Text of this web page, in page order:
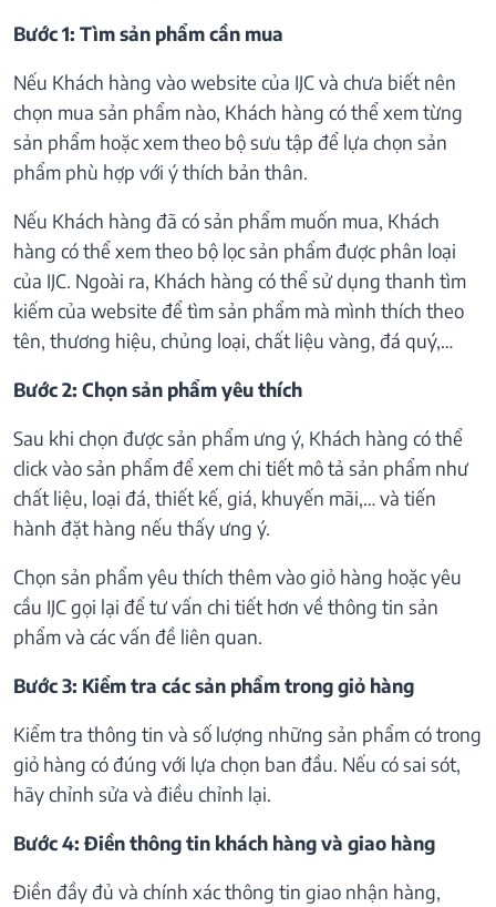
Bước 1: Tìm sản phẩm cần mua
Nếu Khách hàng vào website của IJC và chưa biết nên
chọn mua sản phẩm nào, Khách hàng có thể xem từng
sản phẩm hoặc xem theo bộ sưu tập để lựa chọn sản
phẩm phù hợp với ý thích bản thân.
Nếu Khách hàng đã có sản phẩm muốn mua, Khách
hàng có thể xem theo bộ lọc sản phẩm được phân loại
của IJC. Ngoài ra, Khách hàng có thể sử dụng thanh tìm
kiếm của website để tìm sản phẩm mà mình thích theo
tên, thương hiệu, chủng loại, chất liệu vàng, đá quý,…
Bước 2: Chọn sản phẩm yêu thích
Sau khi chọn được sản phẩm ưng ý, Khách hàng có thể
click vào sản phẩm để xem chi tiết mô tả sản phẩm như
chất liệu, loại đá, thiết kế, giá, khuyến mãi,… và tiến
hành đặt hàng nếu thấy ưng ý.
Chọn sản phẩm yêu thích thêm vào giỏ hàng hoặc yêu
cầu IJC gọi lại để tư vấn chi tiết hơn về thông tin sản
phẩm và các vấn đề liên quan.
Bước 3: Kiểm tra các sản phẩm trong giỏ hàng
Kiểm tra thông tin và số lượng những sản phẩm có trong
giỏ hàng có đúng với lựa chọn ban đầu. Nếu có sai sót,
hãy chỉnh sửa và điều chỉnh lại.
Bước 4: Điền thông tin khách hàng và giao hàng
Điền đầy đủ và chính xác thông tin giao nhận hàng,